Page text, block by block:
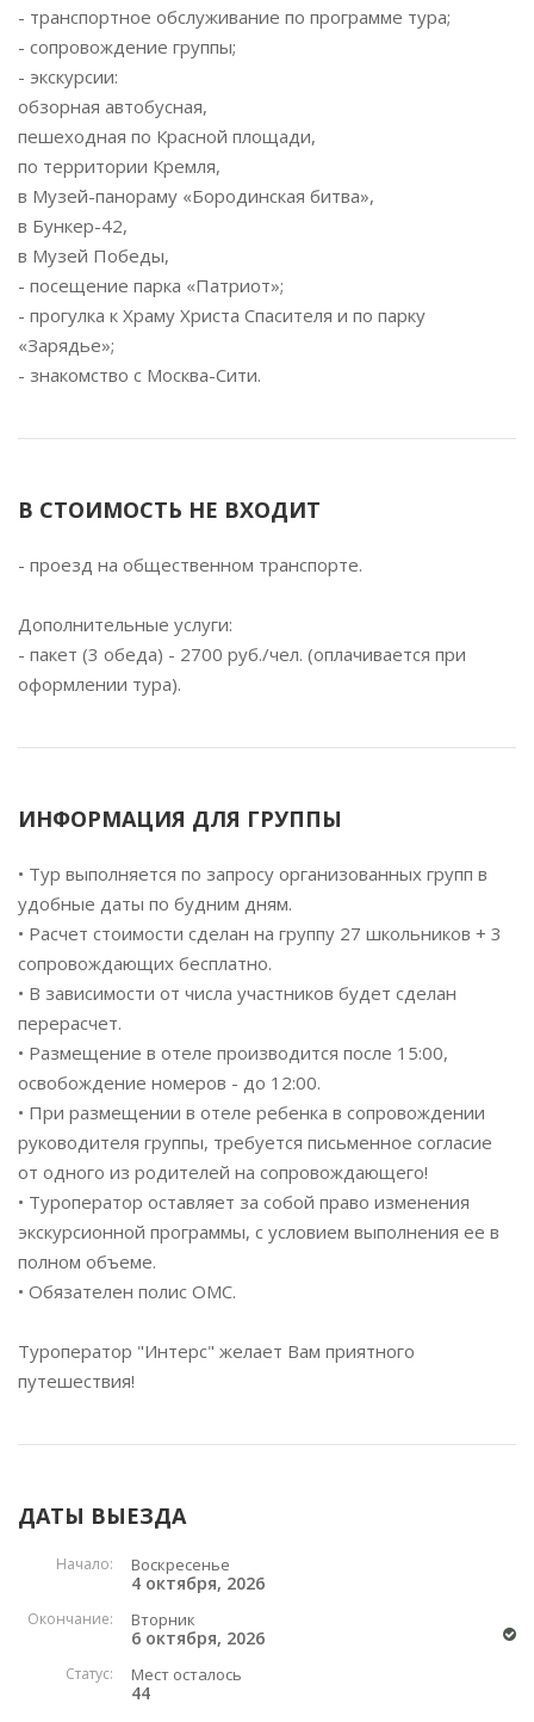
- транспортное обслуживание по программе тура;
- сопровождение группы;
- экскурсии:
обзорная автобусная,
пешеходная по Красной площади,
по территории Кремля,
в Музей-панораму «Бородинская битва»,
в Бункер-42,
в Музей Победы,
- посещение парка «Патриот»;
- прогулка к Храму Христа Спасителя и по парку
«Зарядье»;
- знакомство с Москва-Сити.
В СТОИМОСТЬ НЕ ВХОДИТ
- проезд на общественном транспорте.
Дополнительные услуги:
- пакет (3 обеда) - 2700 руб./чел. (оплачивается при
оформлении тура).
ИНФОРМАЦИЯ ДЛЯ ГРУППЫ
• Тур выполняется по запросу организованных групп в
удобные даты по будним дням.
• Расчет стоимости сделан на группу 27 школьников + 3
сопровождающих бесплатно.
• В зависимости от числа участников будет сделан
перерасчет.
• Размещение в отеле производится после 15:00,
освобождение номеров - до 12:00.
• При размещении в отеле ребенка в сопровождении
руководителя группы, требуется письменное согласие
от одного из родителей на сопровождающего!
• Туроператор оставляет за собой право изменения
экскурсионной программы, с условием выполнения ее в
полном объеме.
• Обязателен полис ОМС.
Туроператор "Интерс" желает Вам приятного
путешествия!
ДАТЫ ВЫЕЗДА
Начало: Воскресенье
4 октября, 2026
Окончание: Вторник
6 октября, 2026
Статус: Мест осталось
44